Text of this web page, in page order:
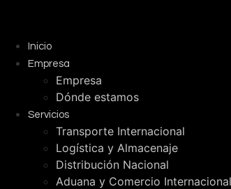
Inicio
Empresa
Empresa
Dónde estamos
Servicios
Transporte Internacional
Logística y Almacenaje
Distribución Nacional
Aduana y Comercio Internacional